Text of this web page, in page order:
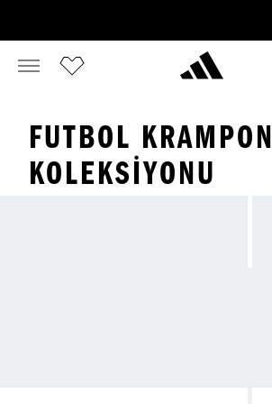
FUTBOL KRAMPON
KOLEKSIYONU